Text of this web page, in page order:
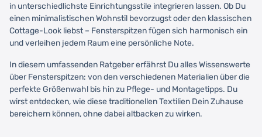
in unterschiedlichste Einrichtungsstile integrieren lassen. Ob Du
einen minimalistischen Wohnstil bevorzugst oder den klassischen
Cottage-Look liebst – Fensterspitzen fügen sich harmonisch ein
und verleihen jedem Raum eine persönliche Note.
In diesem umfassenden Ratgeber erfährst Du alles Wissenswerte
über Fensterspitzen: von den verschiedenen Materialien über die
perfekte Größenwahl bis hin zu Pflege- und Montagetipps. Du
wirst entdecken, wie diese traditionellen Textilien Dein Zuhause
bereichern können, ohne dabei altbacken zu wirken.